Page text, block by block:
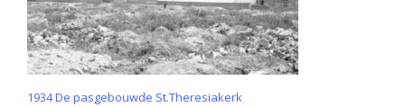
1934 De pasgebouwde St.Theresiakerk